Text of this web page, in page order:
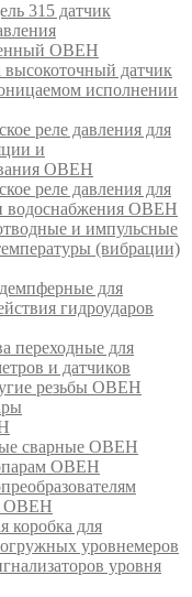
315 датчик
ОВЕН
датчик
исполнении
реле давления для
и
ОВЕН
реле давления для
водоснабжения ОВЕН
и импульсные
(вибрации)
для
гидроударов
переходные для
и датчиков
резьбы ОВЕН
сварные ОВЕН
ОВЕН
ОВЕН
коробка для
уровнемеров
уровня